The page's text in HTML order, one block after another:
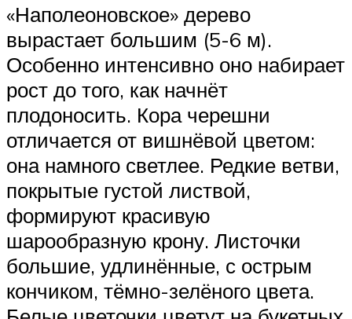
«Наполеоновское» дерево
вырастает большим (5-6 м).
Особенно интенсивно оно набирает
рост до того, как начнёт
плодоносить. Кора черешни
отличается от вишнёвой цветом:
она намного светлее. Редкие ветви,
покрытые густой листвой,
формируют красивую
шарообразную крону. Листочки
большие, удлинённые, с острым
кончиком, тёмно-зелёного цвета.